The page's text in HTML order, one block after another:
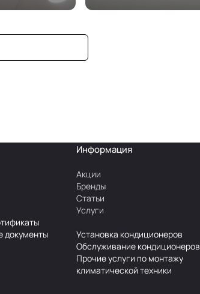
документы
Информация
Акции
Бренды
Статьи
Услуги
Установка кондиционеров
Обслуживание кондиционеров
Прочие услуги по монтажу
климатической техники